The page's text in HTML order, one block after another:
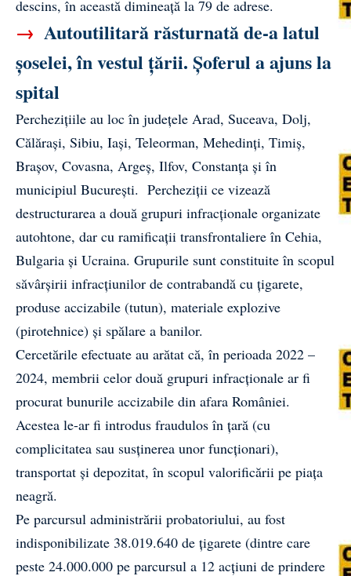
descins, în această dimineață la 79 de adrese.
→ Autoutilitară răsturnată de-a latul
șoselei, în vestul țării. Șoferul a ajuns la
spital
Perchezițiile au loc în județele Arad, Suceava, Dolj,
Călărași, Sibiu, Iași, Teleorman, Mehedinți, Timiș,
Braşov, Covasna, Argeş, Ilfov, Constanţa și în
municipiul București. Percheziții ce vizează
destructurarea a două grupuri infracţionale organizate
autohtone, dar cu ramificaţii transfrontaliere în Cehia,
Bulgaria și Ucraina. Grupurile sunt constituite în scopul
săvârșirii infracțiunilor de contrabandă cu ţigarete,
produse accizabile (tutun), materiale explozive
(pirotehnice) şi spălare a banilor.
Cercetările efectuate au arătat că, în perioada 2022 –
2024, membrii celor două grupuri infracționale ar fi
procurat bunurile accizabile din afara României.
Acestea le-ar fi introdus fraudulos în țară (cu
complicitatea sau susținerea unor funcționari),
transportat și depozitat, în scopul valorificării pe piața
neagră.
Pe parcursul administrării probatoriului, au fost
indisponibilizate 38.019.640 de ţigarete (dintre care
peste 24.000.000 pe parcursul a 12 acțiuni de prindere